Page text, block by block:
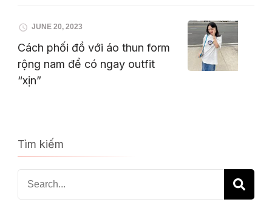
JUNE 20, 2023
Cách phối đồ với áo thun form
rộng nam để có ngay outfit
“xịn”
Tìm kiếm
Search
for: